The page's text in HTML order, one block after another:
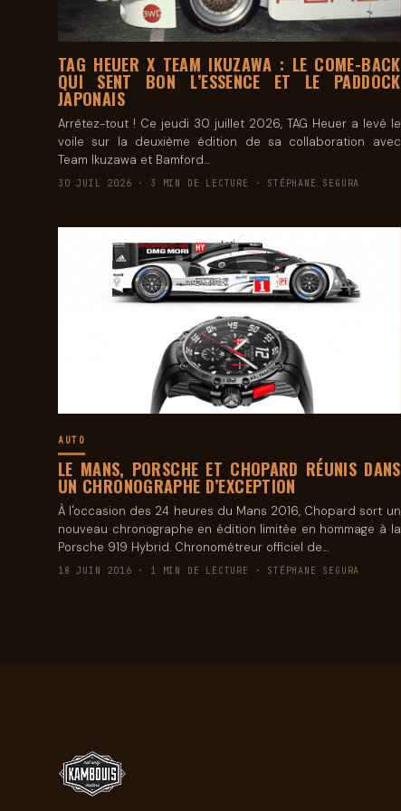
TAG HEUER X TEAM IKUZAWA : LE COME-BACK
QUI SENT BON L’ESSENCE ET LE PADDOCK
JAPONAIS
Arrêtez-tout ! Ce jeudi 30 juillet 2026, TAG Heuer a levé le
voile sur la deuxième édition de sa collaboration avec
Team Ikuzawa et Bamford…
30 JUIL 2026 · 3 MIN DE LECTURE · STÉPHANE SEGURA
AUTO
LE MANS, PORSCHE ET CHOPARD RÉUNIS DANS
UN CHRONOGRAPHE D’EXCEPTION
À l'occasion des 24 heures du Mans 2016, Chopard sort un
nouveau chronographe en édition limitée en hommage à la
Porsche 919 Hybrid. Chronométreur officiel de…
18 JUIN 2016 · 1 MIN DE LECTURE · STÉPHANE SEGURA